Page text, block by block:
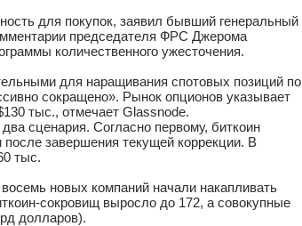
для покупок, заявил бывший генеральный
председателя ФРС Джерома
количественного ужесточения.
для наращивания спотовых позиций по
сокращено». Рынок опционов указывает
тыс., отмечает Glassnode.
сценария. Согласно первому, биткоин
завершения текущей коррекции. В
тыс.
новых компаний начали накапливать
сокровищ выросло до 172, а совокупные
долларов).